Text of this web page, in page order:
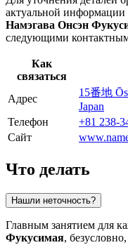
актуальной информации
Намэгава Онсэн
следующими
Как
связаться
Адрес
15番地
Japan
Телефон
+81 238-
Сайт
Что делать
Нашли неточность?
Главным занятием для
Фукусимая,